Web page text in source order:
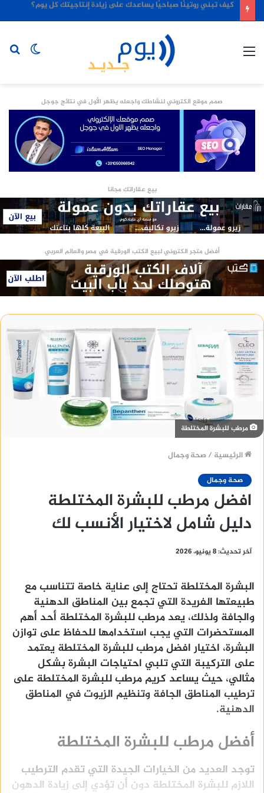
كيف تبني روتينًا صباحيًا يساعدك على زيادة إنتاجيتك كل يوم؟
الوضع
صمم موقع الكتروني لنشاطك واجعله يظهر الأول في نتائج جوجل
بيع عقاراتك مجانا
أفضل متجر الكتروني لبيع الكتب الورقية في مصر والعالم العربي
مرطب للبشرة المختلطة
الرئيسية /صحة وجمال
صحة وجمال
افضل مرطب للبشرة المختلطة
دليل شامل لاختيار الأنسب لك
آخر تحديث: 8 يونيو، 2026
البشرة المختلطة تحتاج إلى عناية خاصة تتناسب مع
طبيعتها الفريدة التي تجمع بين المناطق الدهنية
والجافة ولذلك، يعد مرطب للبشرة المختلطة أحد أهم
المستحضرات التي يجب استخدامها للحفاظ على توازن
البشرة، اختيار افضل مرطب للبشرة المختلطة يعتمد
على التركيبة التي تلبي احتياجات البشرة بشكل
مثالي، حيث يساعد كريم مرطب للبشرة المختلطة على
ترطيب المناطق الجافة وتنظيم الزيوت في المناطق
الدهنية.
أفضل مرطب للبشرة المختلطة
توجد العديد من الخيارات الجيدة التي تقدم الترطيب
اللازم للبشرة المختلطة دون أن تؤدي إلى زيادة الدهون